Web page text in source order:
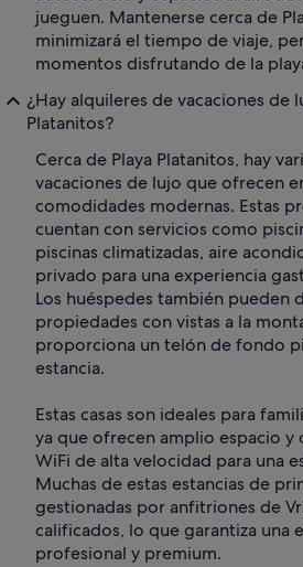
jueguen. Mantenerse cerca de
minimizará el tiempo de viaje,
momentos disfrutando de la
¿Hay alquileres de vacaciones de
Platanitos?
Cerca de Playa Platanitos, hay
vacaciones de lujo que ofrecen
comodidades modernas. Estas
cuentan con servicios como
piscinas climatizadas, aire
privado para una experiencia
Los huéspedes también pueden
propiedades con vistas a la
proporciona un telón de fondo
estancia.
Estas casas son ideales para
ya que ofrecen amplio espacio
WiFi de alta velocidad para una
Muchas de estas estancias de
gestionadas por anfitriones de
calificados, lo que garantiza una
profesional y premium.